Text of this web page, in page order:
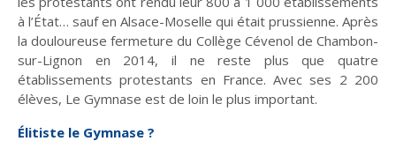
à l’État… sauf en Alsace-Moselle qui était prussienne. Après
la douloureuse fermeture du Collège Cévenol de Chambon-
sur-Lignon en 2014, il ne reste plus que quatre
établissements protestants en France. Avec ses 2 200
élèves, Le Gymnase est de loin le plus important.
Élitiste le Gymnase ?